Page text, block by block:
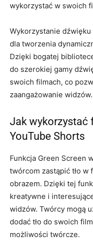
wykorzystać w swoich
Wykorzystanie
dla tworzenia
Dzięki bogatej
do szerokiej gamy
swoich filmach, co
zaangażowanie widzów.
Jak wykorzystać
YouTube Shorts
Funkcja Green Screen
twórcom zastąpić tło
obrazem. Dzięki tej
kreatywne i
widzów. Twórcy mogą
dodać tło do swoich
możliwości twórcze.